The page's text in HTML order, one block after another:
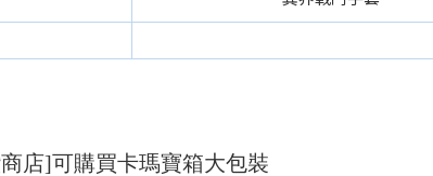
店]可購買卡瑪寶箱大包裝